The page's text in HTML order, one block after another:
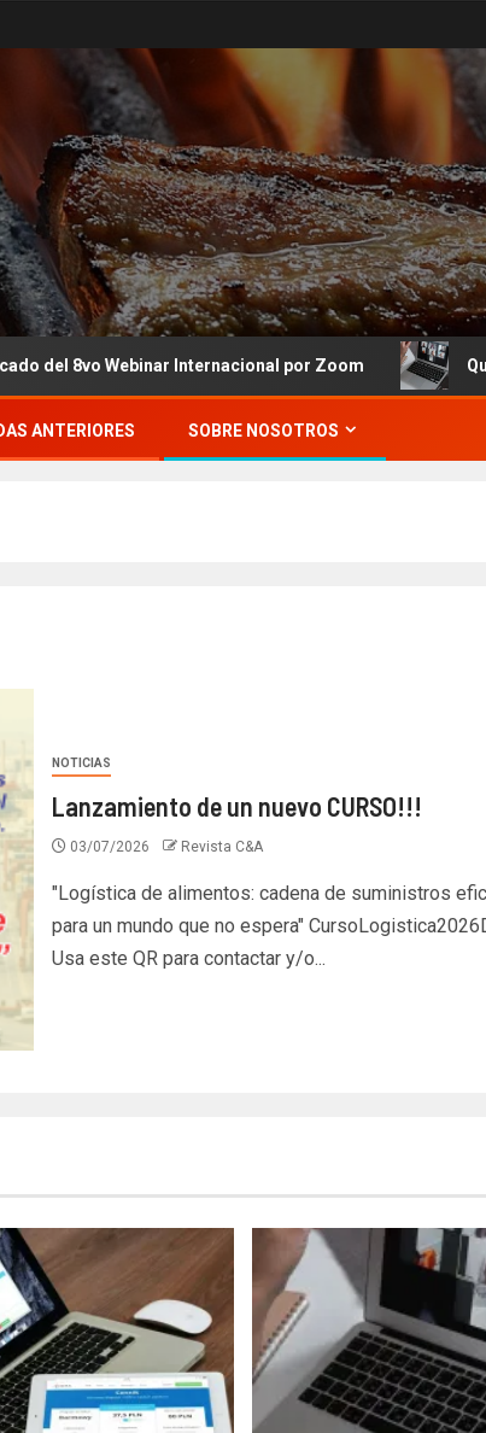
Webinar Internacional por Zoom Queremos
ANTERIORES SOBRE NOSOTROS
NOTICIAS
Lanzamiento de un nuevo CURSO!!!
03/07/2026 Revista C&A
"Logística de alimentos: cadena de suministros
para un mundo que no espera"
Usa este QR para contactar y/o...